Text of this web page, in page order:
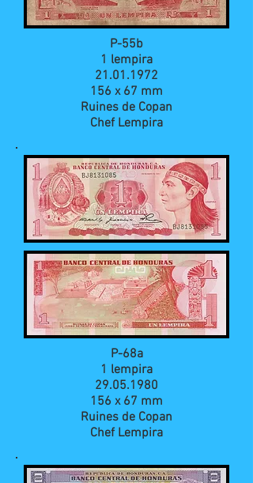
P-55b
1 lempira
21.01.1972
156 x 67 mm
Ruines de Copan
Chef Lempira
P-68a
1 lempira
29.05.1980
156 x 67 mm
Ruines de Copan
Chef Lempira